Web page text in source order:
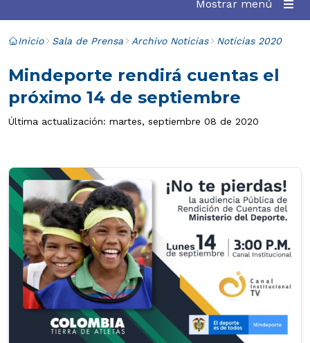
Mostrar menú
Inicio Sala de Prensa Archivo Noticias Noticias 2020
Mindeporte rendirá cuentas el
próximo 14 de septiembre
Última actualización: martes, septiembre 08 de 2020